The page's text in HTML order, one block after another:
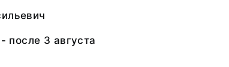
после 3 августа